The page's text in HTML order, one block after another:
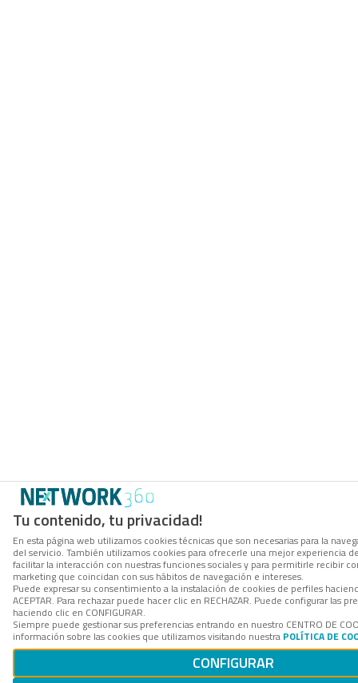
Tu contenido, tu privacidad!
En esta página web utilizamos cookies técnicas que son necesarias para la
del servicio. También utilizamos cookies para ofrecerle una mejor experiencia
facilitar la interacción con nuestras funciones sociales y para permitirle recibir
marketing que coincidan con sus hábitos de navegación e intereses.
Puede expresar su consentimiento a la instalación de cookies de perfiles
ACEPTAR. Para rechazar puede hacer clic en RECHAZAR. Puede configurar las
haciendo clic en CONFIGURAR.
Siempre puede gestionar sus preferencias entrando en nuestro CENTRO DE
información sobre las cookies que utilizamos visitando nuestra POLÍTICA DE
CONFIGURAR